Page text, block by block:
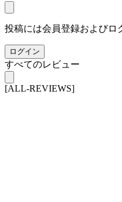
投稿には会員登録およびロ
ログイン
すべてのレビュー
[ALL-REVIEWS]